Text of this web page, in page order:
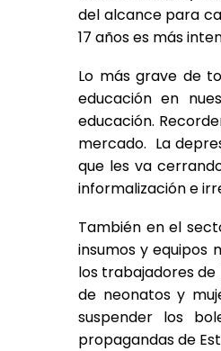
del alcance para
17 años es más
Lo más grave de
educación en
educación.
mercado. La
que les va
informalización e
También en el
insumos y equipos
los trabajadores de
de neonatos y
suspender los
propagandas de